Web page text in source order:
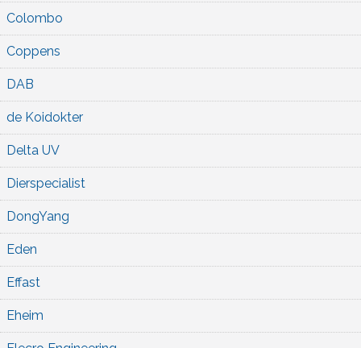
Colombo
Coppens
DAB
de Koidokter
Delta UV
Dierspecialist
DongYang
Eden
Effast
Eheim